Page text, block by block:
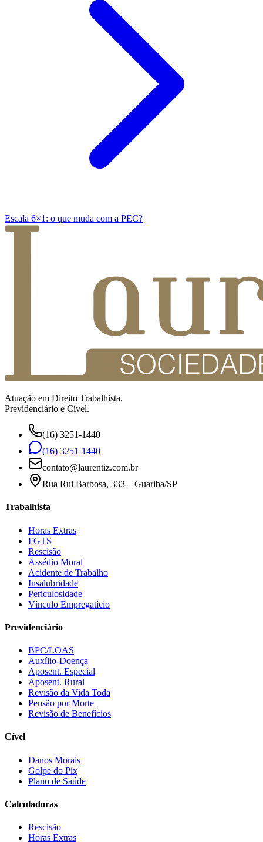
Escala 6×1: o que muda com a PEC?
Atuação em Direito Trabalhista,
Previdenciário e Cível.
(16) 3251-1440
(16) 3251-1440
contato@laurentiz.com.br
Rua Rui Barbosa, 333 – Guariba/SP
Trabalhista
Horas Extras
FGTS
Rescisão
Assédio Moral
Acidente de Trabalho
Insalubridade
Periculosidade
Vínculo Empregatício
Previdenciário
BPC/LOAS
Auxílio-Doença
Aposent. Especial
Aposent. Rural
Revisão da Vida Toda
Pensão por Morte
Revisão de Benefícios
Cível
Danos Morais
Golpe do Pix
Plano de Saúde
Calculadoras
Rescisão
Horas Extras